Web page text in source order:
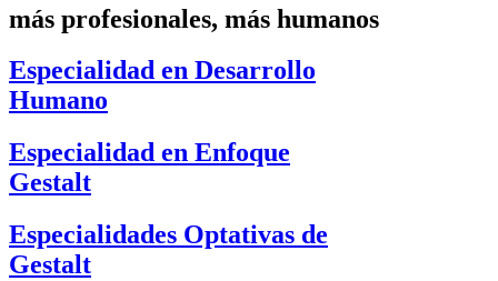
más profesionales, más humanos
Especialidad en Desarrollo
Humano
Especialidad en Enfoque
Gestalt
Especialidades Optativas de
Gestalt